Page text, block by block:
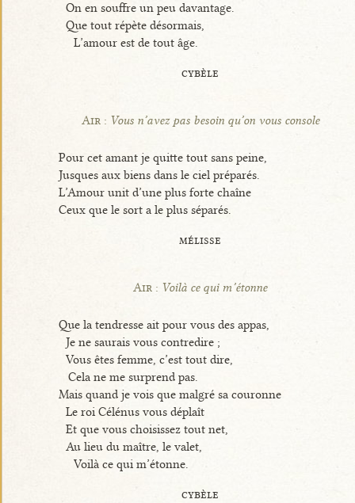
On en souffre un peu davantage.
Que tout répète désormais,
L’amour est de tout âge.
cybèle
Air : Vous n’avez pas besoin qu’on vous console
Pour cet amant je quitte tout sans peine,
Jusques aux biens dans le ciel préparés.
L’Amour unit d’une plus forte chaîne
Ceux que le sort a le plus séparés.
mélisse
Air : Voilà ce qui m’étonne
Que la tendresse ait pour vous des appas,
Je ne saurais vous contredire ;
Vous êtes femme, c’est tout dire,
Cela ne me surprend pas.
Mais quand je vois que malgré sa couronne
Le roi Célénus vous déplaît
Et que vous choisissez tout net,
Au lieu du maître, le valet,
Voilà ce qui m’étonne.
cybèle